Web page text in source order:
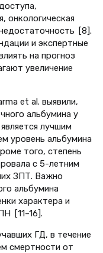
онкологическая
[8].
и экспертные
на прогноз
увеличение
et al. выявили,
альбумина у
лучшим
уровень альбумина
того, степень
с 5-летним
ЗПТ. Важно
альбумина
характера и
[11–16].
ГД, в течение
смертности от